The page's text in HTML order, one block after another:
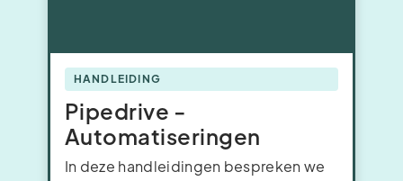
HANDLEIDING
Pipedrive -
Automatiseringen
In deze handleidingen bespreken we